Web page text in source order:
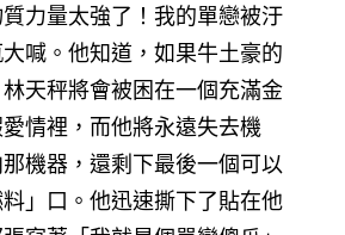
力量太強了！我的單戀被汙
喊。他知道，如果牛土豪的
天秤將會被困在一個充滿金
情裡，而他將永遠失去機
機器，還剩下最後一個可以
」口。他迅速撕下了貼在他